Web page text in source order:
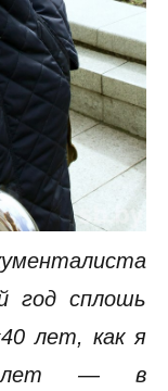
год сплошь
лет, как я
лет — в